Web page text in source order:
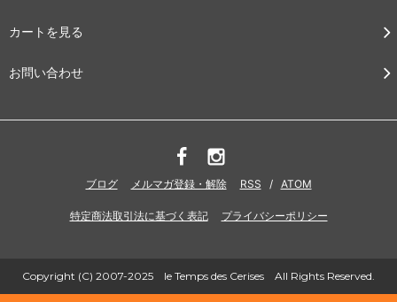
カートを見る
お問い合わせ
ブログ メルマガ登録・解除 RSS / ATOM
特定商法取引法に基づく表記 プライバシーポリシー
Copyright (C) 2007-2025 le Temps des Cerises All Rights Reserved.